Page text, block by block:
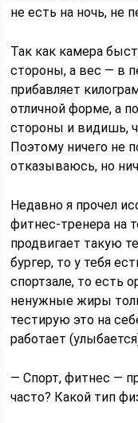
не есть на ночь, не
Так как камера
стороны, а вес — в
прибавляет
отличной форме, а
стороны и видишь,
Поэтому ничего не
отказываюсь, но
Недавно я прочел
фитнес-тренера на
продвигает такую
бургер, то у тебя
спортзале, то есть
ненужные жиры
тестирую это на
работает
— Спорт, фитнес —
часто? Какой тип